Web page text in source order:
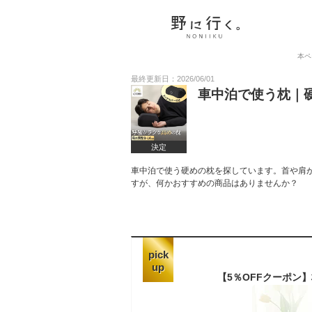
本
最終更新日：2026/06/01
決定
車中泊で使う枕｜
車中泊で使う硬めの枕を探しています。首や
すが、何かおすすめの商品はありませんか？
pick
up